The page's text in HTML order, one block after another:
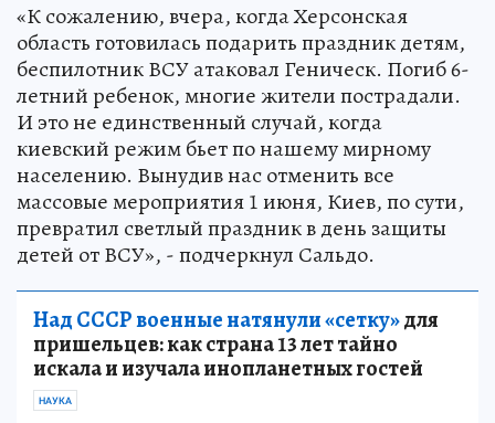
«К сожалению, вчера, когда Херсонская
область готовилась подарить праздник детям,
беспилотник ВСУ атаковал Геническ. Погиб 6-
летний ребенок, многие жители пострадали.
И это не единственный случай, когда
киевский режим бьет по нашему мирному
населению. Вынудив нас отменить все
массовые мероприятия 1 июня, Киев, по сути,
превратил светлый праздник в день защиты
детей от ВСУ», - подчеркнул Сальдо.
Над СССР военные натянули «сетку»для
пришельцев: как страна 13 лет тайно
искала и изучала инопланетных гостей
НАУКА